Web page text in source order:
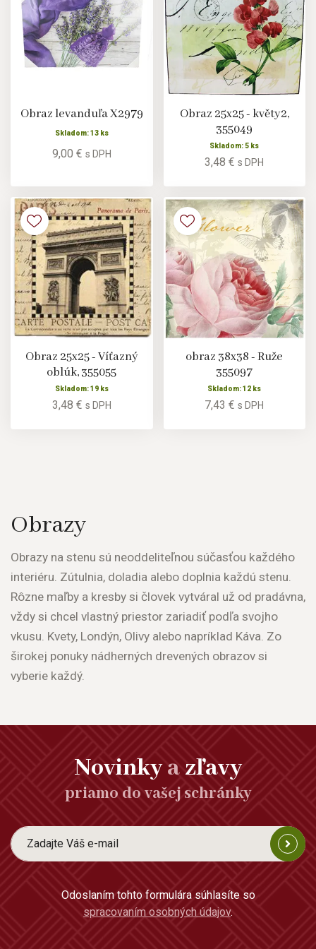
Obraz levanduľa X2979
Skladom: 13 ks
9,00 € s DPH
Obraz 25x25 - květy2,
355049
Skladom: 5 ks
3,48 €s DPH
Obraz 25x25 - Víťazný
oblúk, 355055
Skladom: 19 ks
3,48 € s DPH
obraz 38x38 - Ruže
355097
Skladom: 12 ks
7,43 €s DPH
Obrazy
Obrazy na stenu sú neoddeliteľnou súčasťou každého
interiéru. Zútulnia, doladia alebo doplnia každú stenu.
Rôzne maľby a kresby si človek vytváral už od pradávna,
vždy si chcel vlastný priestor zariadiť podľa svojho
vkusu. Kvety, Londýn, Olivy alebo napríklad Káva. Zo
širokej ponuky nádherných drevených obrazov si
vyberie každý.
Novinkyazľavy
priamo do vašej schránky
Odoslaním tohto formulára súhlasíte so
spracovaním osobných údajov.